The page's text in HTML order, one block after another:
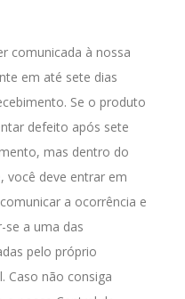
comunicada à nossa
em até sete dias
Se o produto
defeito após sete
mas dentro do
você deve entrar em
a ocorrência e
se a uma das
pelo próprio
Caso não consiga